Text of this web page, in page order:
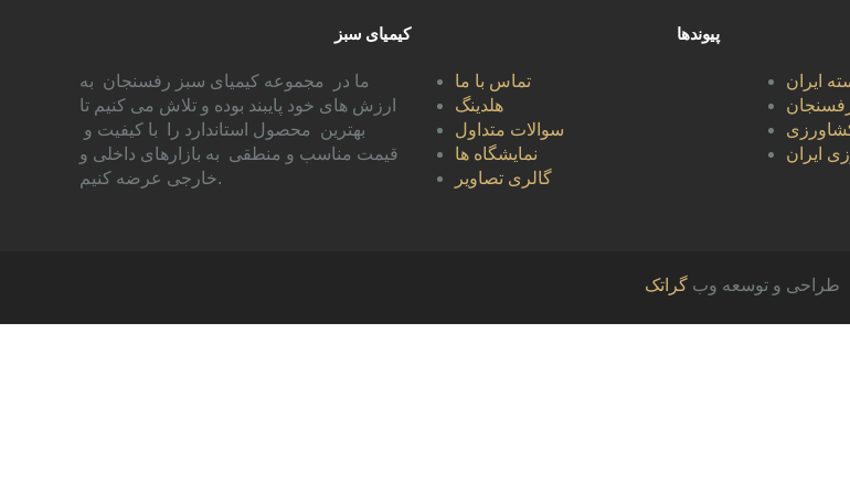
کیمیای سبز
ما در مجموعه کیمیای سبز رفسنجان به
ارزش های خود پایبند بوده و تلاش می کنیم تا
بهترین محصول استاندارد را با کیفیت و
قیمت مناسب و منطقی به بازارهای داخلی و
خارجی عرضه کنیم.
پیوندها
تماس با ما
هلدینگ
سوالات متداول
نمایشگاه ها
گالری تصاویر
ایران
ایران
طراحی و توسعه وبگراتک